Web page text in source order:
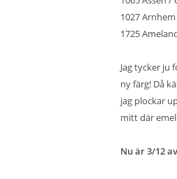
1027
1725
Jag tycker ju
ny färg! Då
jag plockar
mitt där
Nu är 3/12